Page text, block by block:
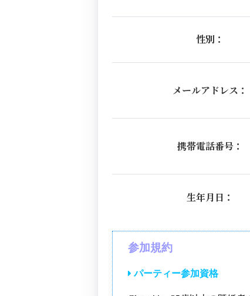
性別：
メールアドレス：
携帯電話番号：
生年月日：